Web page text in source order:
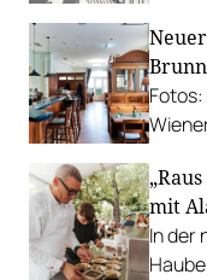
mit
In der